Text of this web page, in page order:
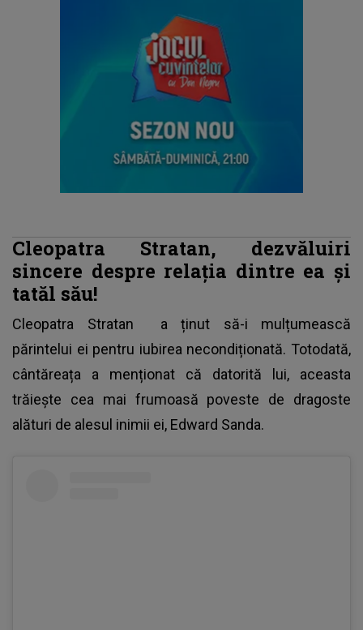
Cleopatra Stratan, dezvăluiri
sincere despre relația dintre ea și
tatăl său!
Cleopatra Stratan
a ținut să-i mulțumească
părintelui ei pentru iubirea necondiționată. Totodată,
cântăreața a menționat că datorită lui, aceasta
trăiește cea mai frumoasă poveste de dragoste
alături de alesul inimii ei, Edward Sanda.